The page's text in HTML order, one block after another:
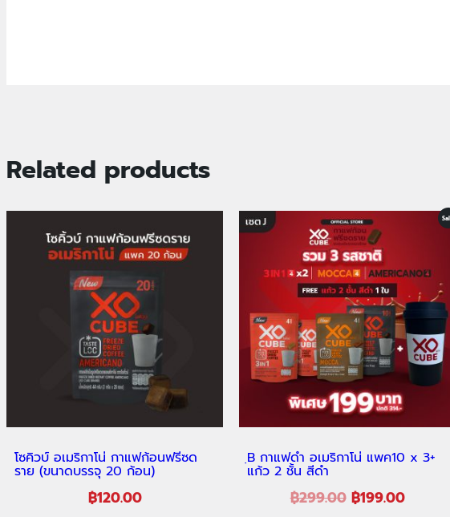
Related products
โซคิวบ์ อเมริกาโน่ กาแฟก้อนฟรีซด
ราย (ขนาดบรรจุ 20 ก้อน)
฿120.00
ฺB กาแฟดำ อเมริกาโน่ แพค10 x 3+
แก้ว 2 ชั้น สีดำ
฿299.00 ฿199.00